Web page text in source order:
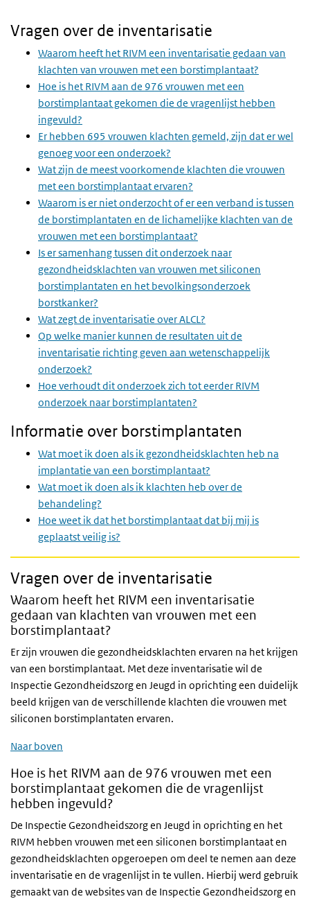
Vragen over de inventarisatie
Waarom heeft het RIVM een inventarisatie gedaan van
klachten van vrouwen met een borstimplantaat?
Hoe is het RIVM aan de 976 vrouwen met een
borstimplantaat gekomen die de vragenlijst hebben
ingevuld?
Er hebben 695 vrouwen klachten gemeld, zijn dat er wel
genoeg voor een onderzoek?
Wat zijn de meest voorkomende klachten die vrouwen
met een borstimplantaat ervaren?
Waarom is er niet onderzocht of er een verband is tussen
de borstimplantaten en de lichamelijke klachten van de
vrouwen met een borstimplantaat?
Is er samenhang tussen dit onderzoek naar
gezondheidsklachten van vrouwen met siliconen
borstimplantaten en het bevolkingsonderzoek
borstkanker?
Wat zegt de inventarisatie over ALCL?
Op welke manier kunnen de resultaten uit de
inventarisatie richting geven aan wetenschappelijk
onderzoek?
Hoe verhoudt dit onderzoek zich tot eerder RIVM
onderzoek naar borstimplantaten?
Informatie over borstimplantaten
Wat moet ik doen als ik gezondheidsklachten heb na
implantatie van een borstimplantaat?
Wat moet ik doen als ik klachten heb over de
behandeling?
Hoe weet ik dat het borstimplantaat dat bij mij is
geplaatst veilig is?
Vragen over de inventarisatie
Waarom heeft het RIVM een inventarisatie
gedaan van klachten van vrouwen met een
borstimplantaat?
Er zijn vrouwen die gezondheidsklachten ervaren na het krijgen
van een borstimplantaat. Met deze inventarisatie wil de
Inspectie Gezondheidszorg en Jeugd in oprichting een duidelijk
beeld krijgen van de verschillende klachten die vrouwen met
siliconen borstimplantaten ervaren.
Naar boven
Hoe is het RIVM aan de 976 vrouwen met een
borstimplantaat gekomen die de vragenlijst
hebben ingevuld?
De Inspectie Gezondheidszorg en Jeugd in oprichting en het
RIVM hebben vrouwen met een siliconen borstimplantaat en
gezondheidsklachten opgeroepen om deel te nemen aan deze
inventarisatie en de vragenlijst in te vullen. Hierbij werd gebruik
gemaakt van de websites van de Inspectie Gezondheidszorg en